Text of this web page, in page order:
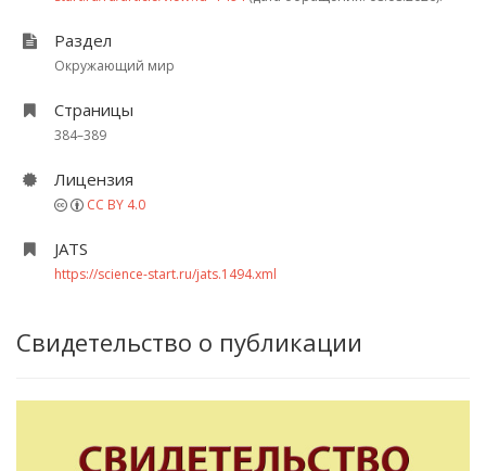
Раздел
Окружающий мир
Страницы
384–389
Лицензия
CC BY 4.0
JATS
https://science-start.ru/jats.1494.xml
Свидетельство о публикации